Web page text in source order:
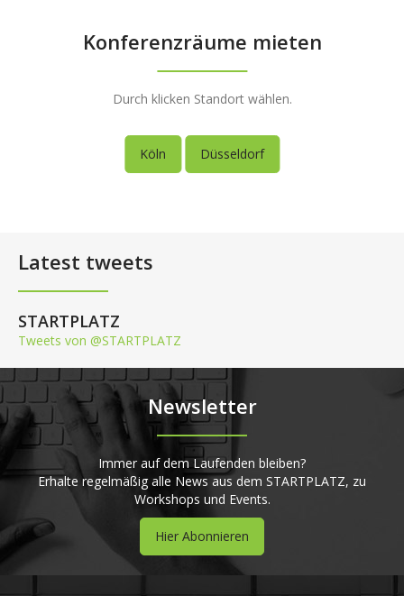
Konferenzräume mieten
Durch klicken Standort wählen.
Köln Düsseldorf
Latest tweets
STARTPLATZ
Tweets von @STARTPLATZ
Newsletter
Immer auf dem Laufenden bleiben?
Erhalte regelmäßig alle News aus dem STARTPLATZ, zu
Workshops und Events.
Hier Abonnieren